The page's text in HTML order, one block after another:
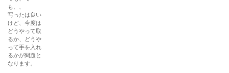
も、、
写ったは良い
けど、今度は
どうやって取
るか、どうや
って手を入れ
るかが問題と
なります。